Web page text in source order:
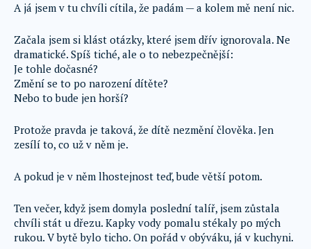
A já jsem v tu chvíli cítila, že padám — a kolem mě není nic.
Začala jsem si klást otázky, které jsem dřív ignorovala. Ne
dramatické. Spíš tiché, ale o to nebezpečnější:
Je tohle dočasné?
Změní se to po narození dítěte?
Nebo to bude jen horší?
Protože pravda je taková, že dítě nezmění člověka. Jen
zesílí to, co už v něm je.
A pokud je v něm lhostejnost teď, bude větší potom.
Ten večer, když jsem domyla poslední talíř, jsem zůstala
chvíli stát u dřezu. Kapky vody pomalu stékaly po mých
rukou. V bytě bylo ticho. On pořád v obýváku, já v kuchyni.